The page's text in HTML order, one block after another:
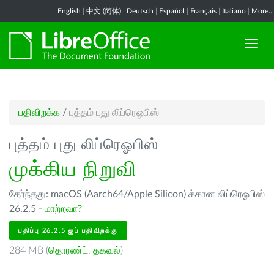
English 中文 (简体) Deutsch Español Français Italiano More...
பதிவிறக்க / புத்தம் புது லிப்ரெஓபிஸ்
புத்தம் புது லிப்ரெஓபிஸ்
முக்கிய நிறுவி
தேர்ந்தது: macOS (Aarch64/Apple Silicon) க்கான லிப்ரெஓபிஸ்
26.2.5 - மாற்றவா?
பதிப்பு 26.2.5 ஐப் பதிவிறக்கு
284 MB (தொரண்ட் , தகவல்)